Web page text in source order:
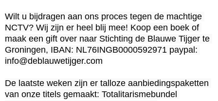
Wilt u bijdragen aan ons proces tegen de machtige
NCTV? Wij zijn er heel blij mee! Koop een boek of
maak een gift over naar Stichting de Blauwe Tijger te
Groningen, IBAN: NL76INGB0000592971 paypal:
info@deblauwetijger.com
De laatste weken zijn er talloze aanbiedingspaketten